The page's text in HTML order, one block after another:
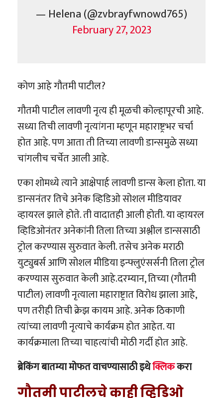
— Helena (@zvbrayfwnowd765)
February 27, 2023
कोण आहे गौतमी पाटील?
गौतमी पाटील लावणी नृत्य ही मूळची कोल्हापूरची आहे.
सध्या तिची लावणी नृत्यांगना म्हणून महाराष्ट्रभर चर्चा
होत आहे. पण आता ती तिच्या लावणी डान्समुळे सध्या
चांगलीच चर्चेत आली आहे.
एका शोमध्ये त्याने आक्षेपार्ह लावणी डान्स केला होता. या
डान्सनंतर तिचे अनेक व्हिडिओ सोशल मीडियावर
व्हायरल झाले होते. ती वादातही आली होती. या व्हायरल
व्हिडिओनंतर अनेकांनी तिला तिच्या अश्लील डान्ससाठी
ट्रोल करण्यास सुरुवात केली. तसेच अनेक मराठी
युट्युबर्स आणि सोशल मीडिया इन्फ्लुएंसर्सनी तिला ट्रोल
करण्यास सुरुवात केली आहे.दरम्यान, तिच्या (गौतमी
पाटील) लावणी नृत्याला महाराष्ट्रात विरोध झाला आहे,
पण तरीही तिची क्रेझ कायम आहे. अनेक ठिकाणी
त्यांच्या लावणी नृत्याचे कार्यक्रम होत आहेत. या
कार्यक्रमाला तिच्या चाहत्यांची मोठी गर्दी होत आहे.
ब्रेकिंग बातम्या मोफत वाचण्यासाठी इथेक्लिककरा
गौतमी पाटीलचे काही व्हिडिओ